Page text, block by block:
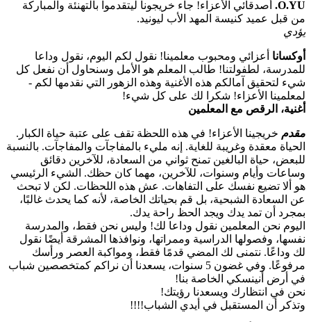
O.YU.
أصدقائي الأعزاء! جاء خريجونا ليتقدموا بالتهنئة والمباركة
من قبل عميد كنيسة المهد الأب ليونيد.
يؤدي
أوكسانا أعزائي ومحبوب معلمينا! نقول لكم اليوم، نقول وداعا
للمدرسة، لطفولتنا! طالب المعلم هو الأمل وسنحاول أن نفعل كل
شيء لتحقيق آمالكم هذه الأغنية وهذه الزهور التي نقدمها لكم -
لمعلمينا الأعزاء! شكرا لك على كل شيء!
أغنية، الرقص مع المعلمين
مقدم خريجينا الأعزاء! في هذه اللحظة تقف على عتبة حياة الكبار.
الحياة معقدة وغريبة للغاية. إنه مليء بالمفاجآت والمفاجآت. بالنسبة
للبعض، حياة البالغين تمنح ثواني من السعادة، للآخرين دقائق
وساعات وأيام وسنوات، للآخرين، مهما كان حظك. الشيء الرئيسي
هو ألا تضيع نفسك على التفاهات. عش هذه اللحظات. لكن لا تبحث
عن السعادة الشبحية، بل قم بحياتك الخاصة، لأنه كما يحدث غالبًا،
بمجرد أن تمد يدك ويجد الحظ راحة يدك.
اليوم نحن المعلمين نقول وداعا لك! وليس نحن فقط، والمدرسة
نفسها، وفصولها الدراسية وممراتها، ونوافذها المشرقة أيضًا نقول
لك وداعًا. نتمنى لك المضي قدمًا فقط، ومواكبة العصر ورأسك
مرفوعًا. وفي غضون 5 سنوات، يسعدنا أن نراكم كمتخصصين شباب
في أرض أنينسكي الخاصة بنا!
نحن في انتظارك ويسعدنا رؤيتك!
وتذكر أن المستقبل في أيدي الشباب!!!!